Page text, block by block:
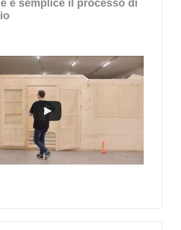
è semplice il processo di